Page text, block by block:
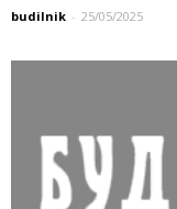
budilnik - 25/05/2025